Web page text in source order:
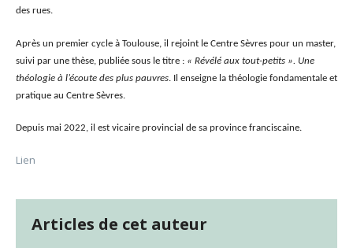
des rues.
Après un premier cycle à Toulouse, il rejoint le Centre Sèvres pour un master,
suivi par une thèse, publiée sous le titre : « Révélé aux tout-petits ». Une
théologie à l’écoute des plus pauvres. Il enseigne la théologie fondamentale et
pratique au Centre Sèvres.
Depuis mai 2022, il est vicaire provincial de sa province franciscaine.
Lien
Articles de cet auteur